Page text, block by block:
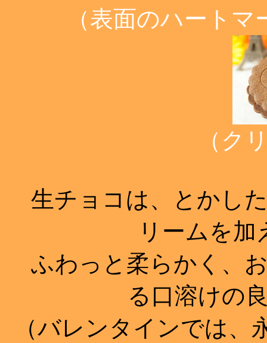
（表面のハート
（ク
生チョコは、とかし
リームを
ふわっと柔らかく、
る口溶けの
（バレンタインでは